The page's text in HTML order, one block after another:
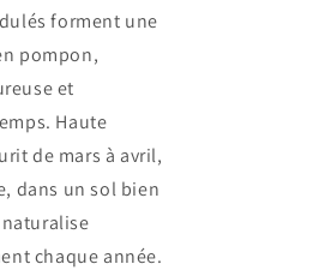
forment une
pompon,
et
Haute
de mars à avril,
dans un sol bien
chaque année.